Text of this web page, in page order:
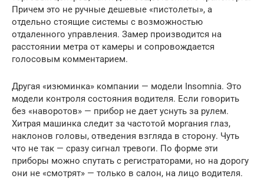
Причем это не ручные дешевые «пистолеты», а
отдельно стоящие системы с возможностью
отдаленного управления. Замер производится на
расстоянии метра от камеры и сопровождается
голосовым комментарием.
Другая «изюминка» компании — модели Insomnia. Это
модели контроля состояния водителя. Если говорить
без «наворотов» — прибор не дает уснуть за рулем.
Хитрая машинка следит за частотой моргания глаз,
наклонов головы, отведения взгляда в сторону. Чуть
что не так — сразу сигнал тревоги. По форме эти
приборы можно спутать с регистраторами, но на дорогу
они не «смотрят» — только в салон, на лицо водителя.